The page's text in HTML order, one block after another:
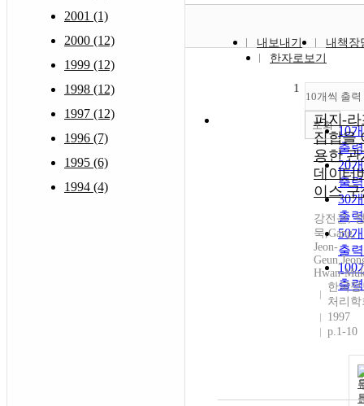
2001 (1)
2000 (12)
1999 (12)
1998 (12)
1997 (12)
1996 (7)
1995 (6)
1994 (4)
내보내기
내책장
한자로보기
10개씩 출력
10
출력
20
출력
30
출력
50
출력
100
출력
조회
1
퍼지-라
집합을
용한 관
데이터
이스 구
강전근,
묵,Gang,
Jeon-
Hwan-
한국정
처리학
1997
p.1-10